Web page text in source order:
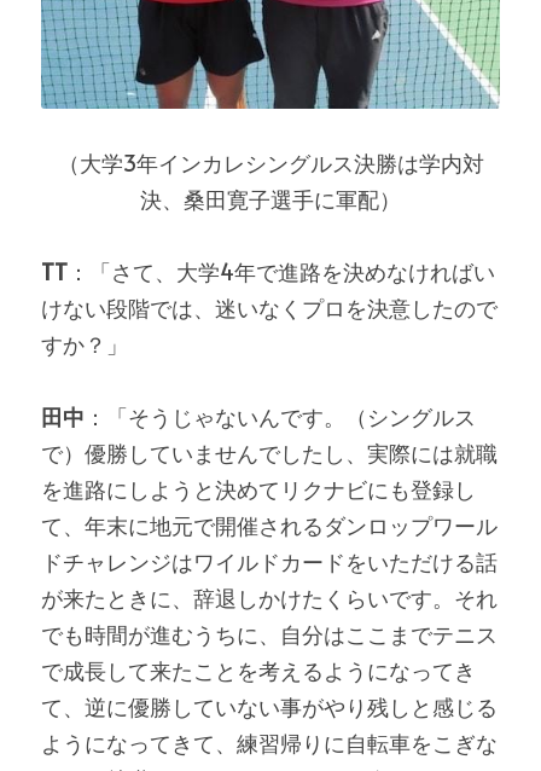
（大学3年インカレシングルス決勝は学内対
決、桑田寛子選手に軍配）
TT ：「さて、大学4年で進路を決めなければい
けない段階では、迷いなくプロを決意したので
すか？」
田中 ：「そうじゃないんです。（シングルス
で）優勝していませんでしたし、実際には就職
を進路にしようと決めてリクナビにも登録し
て、年末に地元で開催されるダンロップワール
ドチャレンジはワイルドカードをいただける話
が来たときに、辞退しかけたくらいです。それ
でも時間が進むうちに、自分はここまでテニス
で成長して来たことを考えるようになってき
て、逆に優勝していない事がやり残しと感じる
ようになってきて、練習帰りに自転車をこぎな